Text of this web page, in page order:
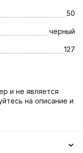
50
черный
127
и не является
на описание и